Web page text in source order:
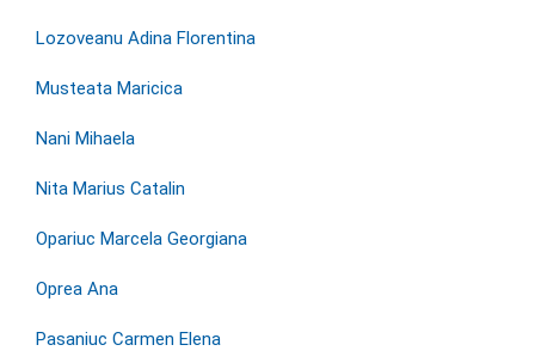
Lozoveanu Adina Florentina
Musteata Maricica
Nani Mihaela
Nita Marius Catalin
Opariuc Marcela Georgiana
Oprea Ana
Pasaniuc Carmen Elena